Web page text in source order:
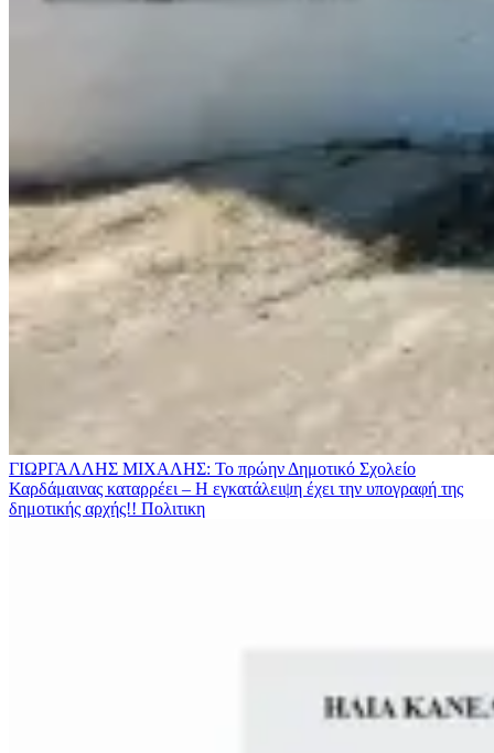
ΓΙΩΡΓΑΛΛΗΣ ΜΙΧΑΛΗΣ: Το πρώην Δημοτικό Σχολείο
Καρδάμαινας καταρρέει – Η εγκατάλειψη έχει την υπογραφή της
δημοτικής αρχής!! Πολιτικη